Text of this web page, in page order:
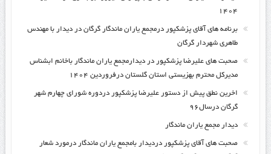
۱۴۰۴
برنامه های آقای پزشکپور درمجمع یاران ماندگار گرگان در دیدار با مهندس
طاهری شهردار گرگان
صحبت های علیرضا پزشکپور در دیدارمجمع یاران ماندگار باخانم ابشناس
مدیرکل محترم بهزیستی استان گلستان درفروردین ۱۴۰۴
اخرین نطق پیش از دستور علیرضا پزشکپور دردوره شورای چهارم شهر
گرگان درسال۹۶
دیدار مجمع یاران ماندگار
صحبت های آقای پزشکپور دردیدار بامجمع یاران ماندگار درمورد شعار